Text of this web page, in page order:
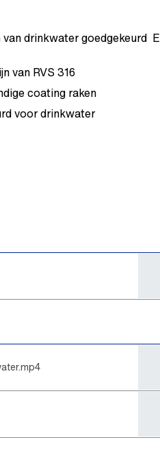
drinkwater goedgekeurd
van RVS 316
coating raken
voor drinkwater